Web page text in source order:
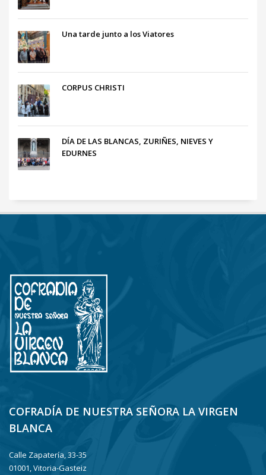
Una tarde junto a los Viatores
CORPUS CHRISTI
DÍA DE LAS BLANCAS, ZURIÑES, NIEVES Y
EDURNES
COFRADÍA DE NUESTRA SEÑORA LA VIRGEN
BLANCA
Calle Zapatería, 33-35
01001, Vitoria-Gasteiz